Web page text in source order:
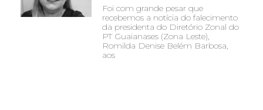
Foi com grande pesar que
recebemos a notícia do falecimento
da presidenta do Diretório Zonal do
PT Guaianases (Zona Leste),
Romilda Denise Belém Barbosa,
aos